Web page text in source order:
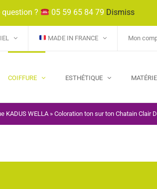
MADE IN FRANCE Mon
COIFFURE ESTHÉTIQUE
KADUS WELLA» Coloration ton sur ton Chatain Clair
? 05 59 65 84 79 Dismiss